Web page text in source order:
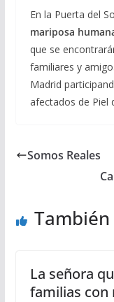
En la Puerta del
mariposa
que se
familiares y
Madrid
afectados de Piel
Somos Reales
La señora
familias con